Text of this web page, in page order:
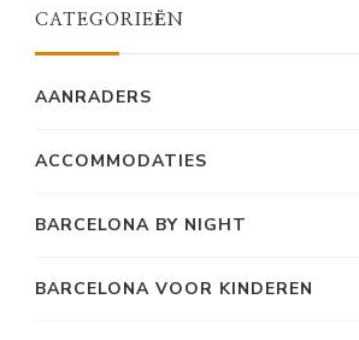
CATEGORIEËN
AANRADERS
ACCOMMODATIES
BARCELONA BY NIGHT
BARCELONA VOOR KINDEREN